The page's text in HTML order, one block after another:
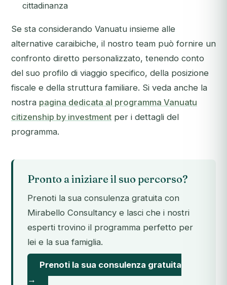
cittadinanza
Se sta considerando Vanuatu insieme alle
alternative caraibiche, il nostro team può fornire un
confronto diretto personalizzato, tenendo conto
del suo profilo di viaggio specifico, della posizione
fiscale e della struttura familiare. Si veda anche la
nostra pagina dedicata al programma Vanuatu
citizenship by investment per i dettagli del
programma.
Pronto a iniziare il suo percorso?
Prenoti la sua consulenza gratuita con
Mirabello Consultancy e lasci che i nostri
esperti trovino il programma perfetto per
lei e la sua famiglia.
Prenoti la sua consulenza gratuita
→